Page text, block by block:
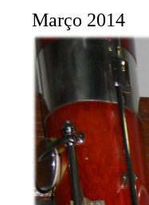
Março 2014